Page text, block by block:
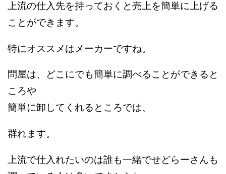
上流の仕入先を持っておくと売上を簡単に上げる
ことができます。
特にオススメはメーカーですね。
問屋は、どこにでも簡単に調べることができると
ころや
簡単に卸してくれるところでは、
群れます。
上流で仕入れたいのは誰も一緒でせどらーさんも